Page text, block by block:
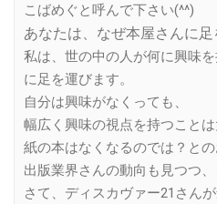
こばめぐと呼んで下さい(^^)
あなたは、なぜ本屋さんに足
私は、世の中の人が何に興味
に足を運びます。
自分は興味がなくっても、
幅広く興味の視点を持つことは
紙の本はなくなるのでは？と
出版業界さんの動向も見つつ
さて、ディスカヴァー21さんが